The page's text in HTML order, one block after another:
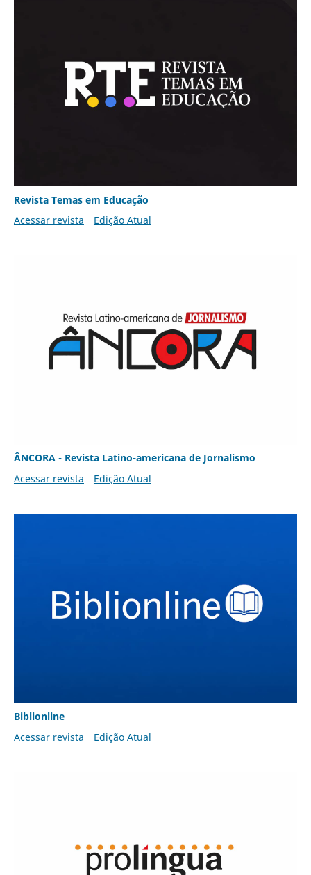
Revista Temas em Educação
Acessar revista
Edição Atual
ÂNCORA - Revista Latino-americana de Jornalismo
Acessar revista
Edição Atual
Biblionline
Acessar revista
Edição Atual